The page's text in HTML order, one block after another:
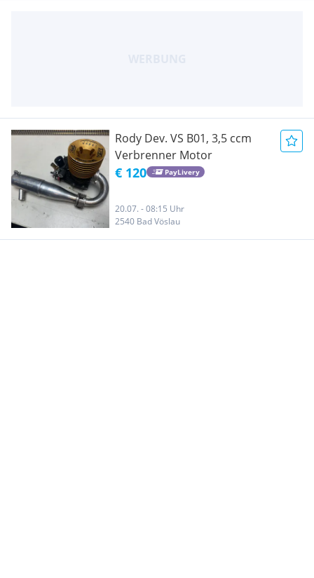
Rody Dev. VS B01, 3,5 ccm
Verbrenner Motor
€ 120 PayLivery
20.07. - 08:15 Uhr
2540 Bad Vöslau